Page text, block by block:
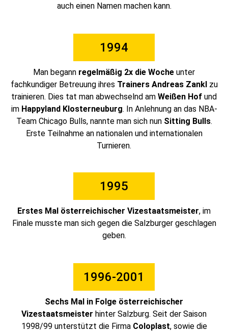
auch einen Namen machen kann.
1994
Man begann regelmäßig 2x die Woche unter
fachkundiger Betreuung ihres Trainers Andreas Zanklzu
trainieren. Dies tat man abwechselnd am Weißen Hof und
imHappyland Klosterneuburg. In Anlehnung an das NBA-
Team Chicago Bulls, nannte man sich nun Sitting Bulls.
Erste Teilnahme an nationalen und internationalen
Turnieren.
1995
Erstes Mal österreichischer Vizestaatsmeister, im
Finale musste man sich gegen die Salzburger geschlagen
geben.
1996-2001
Sechs Mal in Folge österreichischer
Vizestaatsmeister hinter Salzburg. Seit der Saison
1998/99 unterstützt die Firma Coloplast, sowie die